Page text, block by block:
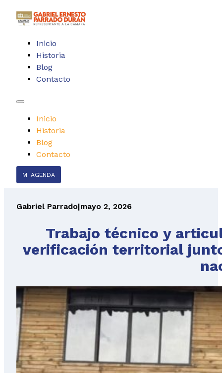
Inicio
Historia
Blog
Contacto
Inicio
Historia
Blog
Contacto
MI AGENDA
Gabriel Parrado|mayo 2, 2026
Trabajo técnico y
verificación territorial